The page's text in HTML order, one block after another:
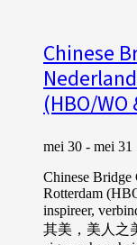
Chinese
(HBO/
mei 30 - mei 31
Chinese Bridge
Rotterdam
inspireer,
其美，美人之